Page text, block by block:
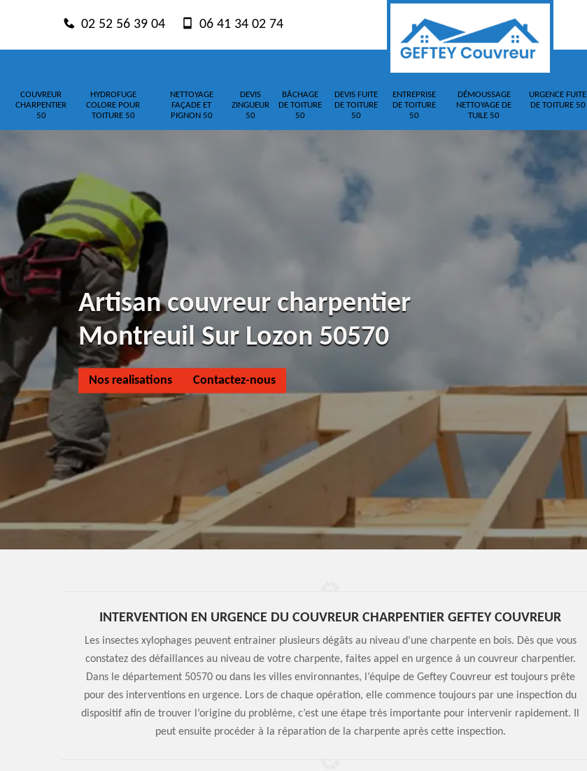
02 52 56 39 04 06 41 34 02 74
COUVREUR
CHARPENTIER
50
HYDROFUGE
COLORE POUR
TOITURE 50
NETTOYAGE
FAÇADE ET
PIGNON 50
DEVIS
ZINGUEUR
50
BÂCHAGE
DE TOITURE
50
DEVIS FUITE
DE TOITURE
50
ENTREPRISE
DE TOITURE
50
DÉMOUSSAGE
NETTOYAGE DE
TUILE 50
URGENCE FUITE
DE TOITURE 50
Artisan couvreur charpentier
Montreuil Sur Lozon 50570
Nos realisations Contactez-nous
INTERVENTION EN URGENCE DU COUVREUR CHARPENTIER GEFTEY COUVREUR
Les insectes xylophages peuvent entrainer plusieurs dégâts au niveau d’une charpente en bois. Dès que vous
constatez des défaillances au niveau de votre charpente, faites appel en urgence à un couvreur charpentier.
Dans le département 50570 ou dans les villes environnantes, l’équipe de Geftey Couvreur est toujours prête
pour des interventions en urgence. Lors de chaque opération, elle commence toujours par une inspection du
dispositif afin de trouver l’origine du problème, c’est une étape très importante pour intervenir rapidement. Il
peut ensuite procéder à la réparation de la charpente après cette inspection.